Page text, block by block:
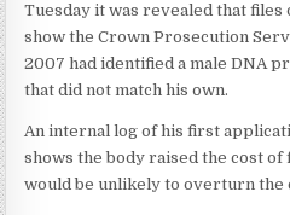
Tuesday it was revealed that
show the Crown Prosecution
2007 had identified a male DNA
that did not match his own.
An internal log of his first
shows the body raised the cost
would be unlikely to overturn the